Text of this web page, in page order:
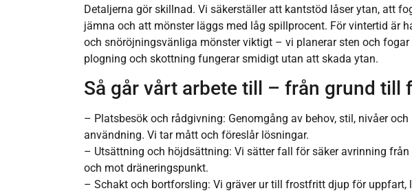
Detaljerna gör skillnad. Vi säkerställer att kantstöd låser ytan, att
jämna och att mönster läggs med låg spillprocent. För vintertid är
och snöröjningsvänliga mönster viktigt – vi planerar sten och fogar
plogning och skottning fungerar smidigt utan att skada ytan.
Så går vårt arbete till – från grund till
– Platsbesök och rådgivning: Genomgång av behov, stil, nivåer och
användning. Vi tar mått och föreslår lösningar.
– Utsättning och höjdsättning: Vi sätter fall för säker avrinning från
och mot dräneringspunkt.
– Schakt och bortforsling: Vi gräver ur till frostfritt djup för uppfart,